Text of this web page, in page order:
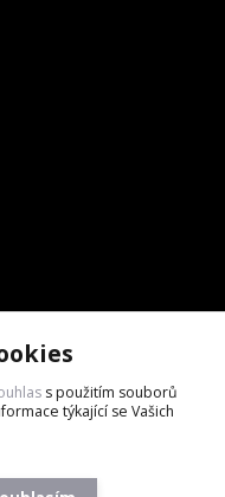
s použitím souborů
týkající se Vašich